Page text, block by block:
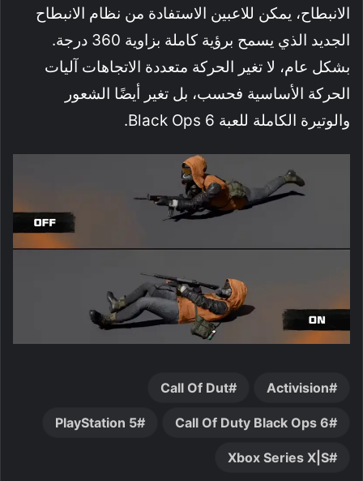
الانبطاح، يمكن للاعبين الاستفادة من نظام الانبطاح
الجديد الذي يسمح برؤية كاملة بزاوية 360 درجة.
بشكل عام، لا تغير الحركة متعددة الاتجاهات آليات
الحركة الأساسية فحسب، بل تغير أيضًا الشعور
والوتيرة الكاملة للعبة Black Ops 6.
Activision
Call Of Dut
Call Of Duty Black Ops 6
PlayStation 5
Xbox Series X|S